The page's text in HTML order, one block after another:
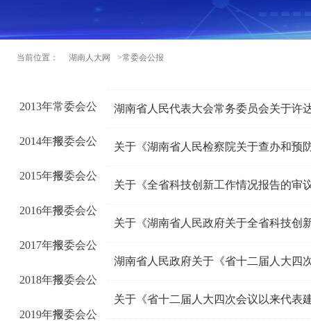
当前位置： 湖南人大网 >常委会公报
2013年常委会公
报
2014年常委会公
报
2015年常委会公
报
2016年常委会公
报
2017年常委会公
报
2018年常委会公
报
2019年常委会公
关于《全省科技创新工作情况报告的审